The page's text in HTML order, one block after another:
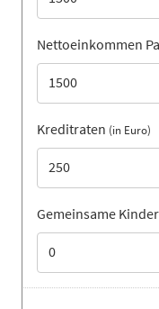
Nettoeinkommen
Kreditraten (in Euro)
Gemeinsame Kinder